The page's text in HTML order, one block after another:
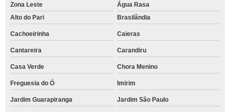
Zona Leste
Água Rasa
Alto do Pari
Brasilândia
Cachoeirinha Caieras
Cantareira Carandiru
Casa Verde Chora Menino
Freguesia do Ó Imirim
Jardim Guarapiranga Jardim São Paulo